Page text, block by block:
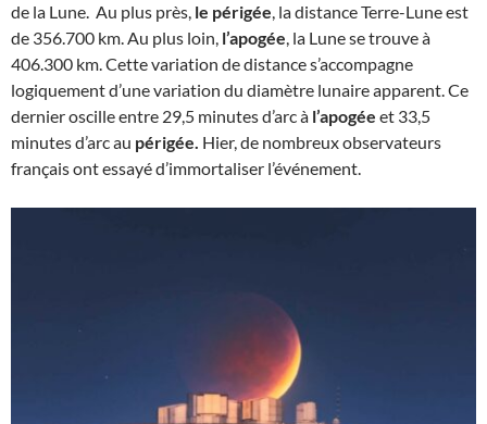
de la Lune. Au plus près, le périgée, la distance Terre-Lune est
de 356.700 km. Au plus loin, l’apogée, la Lune se trouve à
406.300 km. Cette variation de distance s’accompagne
logiquement d’une variation du diamètre lunaire apparent. Ce
dernier oscille entre 29,5 minutes d’arc à l’apogée et 33,5
minutes d’arc au périgée. Hier, de nombreux observateurs
français ont essayé d’immortaliser l’événement.